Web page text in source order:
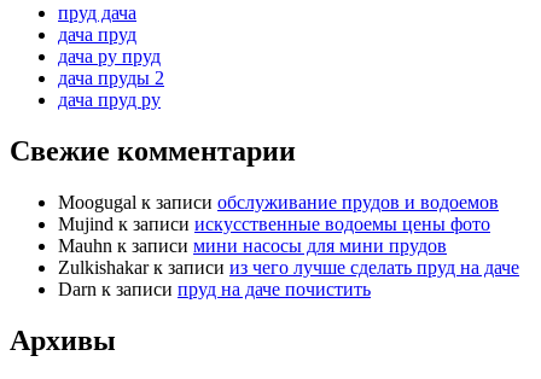
пруд дача
дача пруд
дача ру пруд
дача пруды 2
дача пруд ру
Свежие комментарии
Moogugal к записи обслуживание прудов и водоемов
Mujind к записи искусственные водоемы цены фото
Mauhn к записи мини насосы для мини прудов
Zulkishakarк записи из чего лучше сделать пруд на даче
Darn к записи пруд на даче почистить
Архивы